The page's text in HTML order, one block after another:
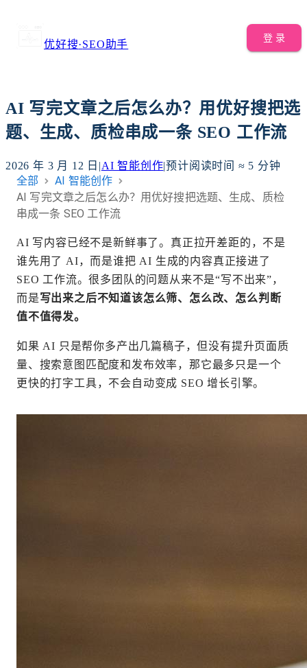
优好搜·SEO助手
登 录
AI 写完文章之后怎么办？用优好搜把选
题、生成、质检串成一条 SEO 工作流
2026 年 3 月 12 日 |AI 智能创作|预计阅读时间 ≈ 5 分钟
全部
AI 智能创作
AI 写完文章之后怎么办？用优好搜把选题、生成、质检
串成一条 SEO 工作流
AI 写内容已经不是新鲜事了。真正拉开差距的，不是
谁先用了 AI，而是谁把 AI 生成的内容真正接进了
SEO 工作流。很多团队的问题从来不是“写不出来”，
而是写出来之后不知道该怎么筛、怎么改、怎么判断
值不值得发。
如果 AI 只是帮你多产出几篇稿子，但没有提升页面质
量、搜索意图匹配度和发布效率，那它最多只是一个
更快的打字工具，不会自动变成 SEO 增长引擎。